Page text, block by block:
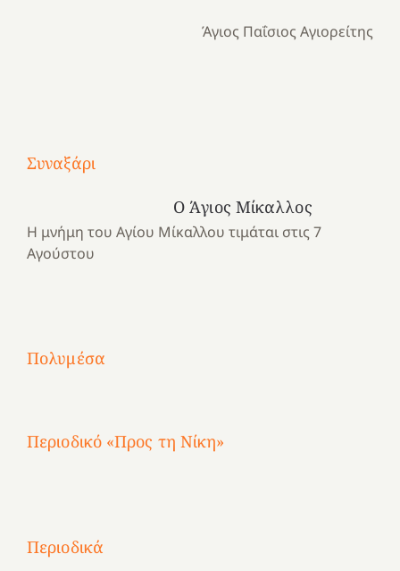
Άγιος Παΐσιος Αγιορείτης
Συναξάρι
Ο Άγιος Μίκαλλος
Η μνήμη του Αγίου Μίκαλλου τιμάται στις 7
Αγούστου
Πολυμέσα
Μια
ένα
καλοκαίρι
Αγωνίστριες
Αθηνών
και
Νοσοκομείο
“Ερυθρός
Αγωνίστριες
Αθηνών
Κατασκηνωτικές
το
Ελληνικό
Αγωνίστριες
Αθηνών
χρόνια
καρτερούμεν»
Περιοδικό «Προς τη Νίκη»
Περιοδικά
1821
Δεκέμβριος
2023!
Μάιος
2023!
Μάρτιος
2023!